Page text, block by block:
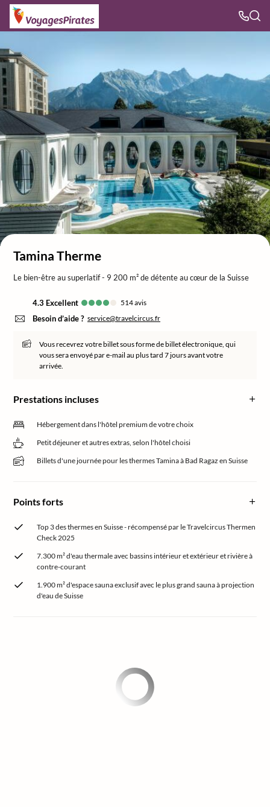
Tamina Therme
Le bien-être au superlatif - 9 200 m² de détente au cœur de la Suisse
4.3 excellent 514avis
Besoin d’aide ? service@travelcircus.fr
Vous recevrez votre billet sous forme de billet électronique, qui
vous sera envoyé par e-mail au plus tard 7 jours avant votre
arrivée.
Prestations incluses
Hébergement dans l'hôtel premium de votre choix
Petit déjeuner et autres extras, selon l'hôtel choisi
Billets d'une journée pour les thermes Tamina à Bad Ragaz en Suisse
Points forts
Top 3 des thermes en Suisse - récompensé par le Travelcircus Thermen
Check 2025
7.300 m² d'eau thermale avec bassins intérieur et extérieur et rivière à
contre-courant
1.900 m² d'espace sauna exclusif avec le plus grand sauna à projection
d'eau de Suisse